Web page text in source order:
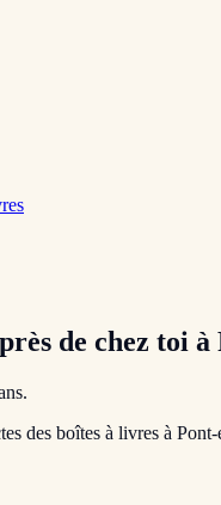
de chez toi à
.
des boîtes à livres à Pont-